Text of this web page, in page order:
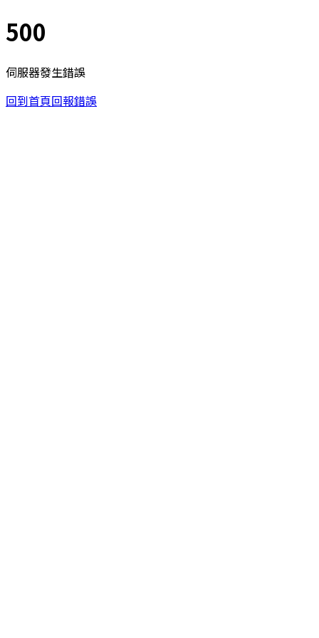
500
伺服器發生錯誤
回到首頁回報錯誤